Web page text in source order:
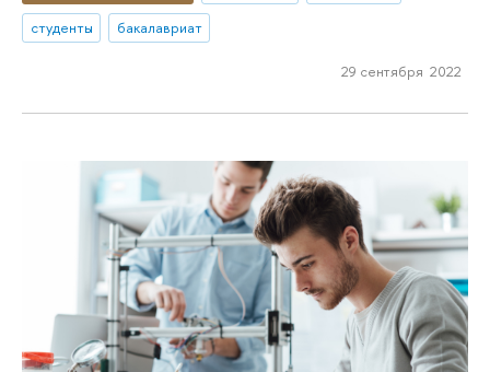
студенты
бакалавриат
29 сентября 2022